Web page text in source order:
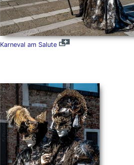
Karneval am Salute